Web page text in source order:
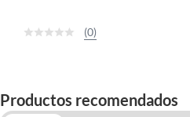
(0)
Productos recomendados